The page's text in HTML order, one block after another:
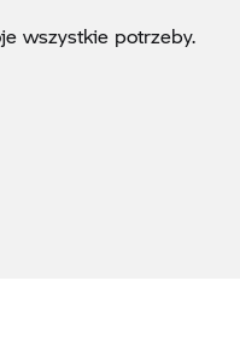
wszystkie potrzeby.